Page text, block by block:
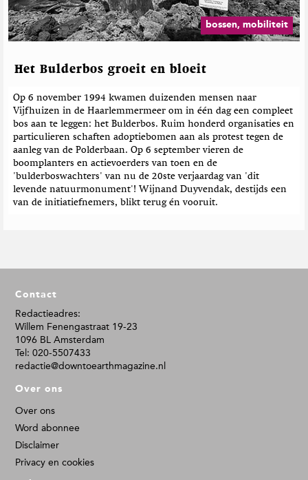
bossen, mobiliteit
Het Bulderbos groeit en bloeit
Op 6 november 1994 kwamen duizenden mensen naar
Vijfhuizen in de Haarlemmermeer om in één dag een compleet
bos aan te leggen: het Bulderbos. Ruim honderd organisaties en
particulieren schaften adoptiebomen aan als protest tegen de
aanleg van de Polderbaan. Op 6 september vieren de
boomplanters en actievoerders van toen en de
'bulderboswachters' van nu de 20ste verjaardag van 'dit
levende natuurmonument'! Wijnand Duyvendak, destijds een
van de initiatiefnemers, blikt terug én vooruit.
o
o
Contact
Redactieadres:
Willem Fenengastraat 19-23
1096 BL Amsterdam
Tel: 020-5507433
redactie@downtoearthmagazine.nl
Over ons
Over ons
Word abonnee
Disclaimer
Privacy en cookies